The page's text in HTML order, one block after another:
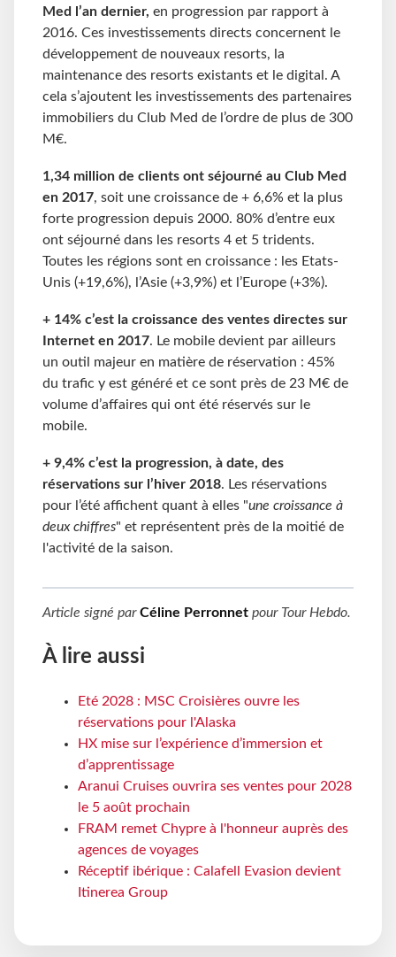
Med l’an dernier, en progression par rapport à
2016. Ces investissements directs concernent le
développement de nouveaux resorts, la
maintenance des resorts existants et le digital. A
cela s’ajoutent les investissements des partenaires
immobiliers du Club Med de l’ordre de plus de 300
M€.
1,34 million de clients ont séjourné au Club Med
en 2017, soit une croissance de + 6,6% et la plus
forte progression depuis 2000. 80% d’entre eux
ont séjourné dans les resorts 4 et 5 tridents.
Toutes les régions sont en croissance : les Etats-
Unis (+19,6%), l’Asie (+3,9%) et l’Europe (+3%).
+ 14% c’est la croissance des ventes directes sur
Internet en 2017. Le mobile devient par ailleurs
un outil majeur en matière de réservation : 45%
du trafic y est généré et ce sont près de 23 M€ de
volume d’affaires qui ont été réservés sur le
mobile.
+ 9,4% c’est la progression, à date, des
réservations sur l’hiver 2018. Les réservations
pour l’été affichent quant à elles "une croissance à
deux chiffres" et représentent près de la moitié de
l'activité de la saison.
Article signé parCéline Perronnet pour Tour Hebdo.
À lire aussi
Eté 2028 : MSC Croisières ouvre les
réservations pour l'Alaska
HX mise sur l’expérience d’immersion et
d’apprentissage
Aranui Cruises ouvrira ses ventes pour 2028
le 5 août prochain
FRAM remet Chypre à l'honneur auprès des
agences de voyages
Réceptif ibérique : Calafell Evasion devient
Itinerea Group